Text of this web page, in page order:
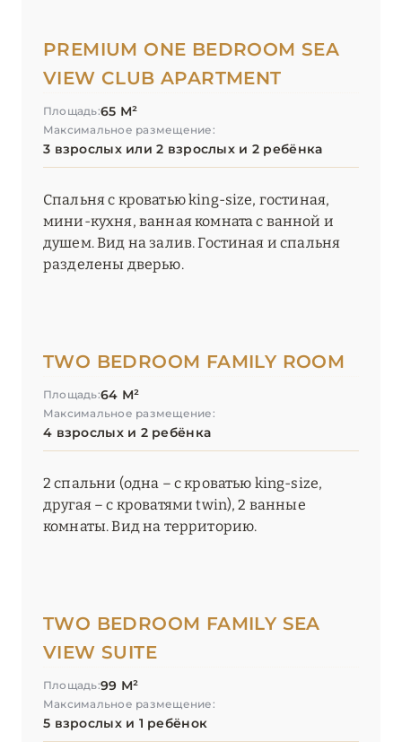
PREMIUM ONE BEDROOM SEA
VIEW CLUB APARTMENT
Площадь:65 М²
Максимальное размещение:
3 взрослых или 2 взрослых и 2 ребёнка
Спальня с кроватью king-size, гостиная,
мини-кухня, ванная комната с ванной и
душем. Вид на залив. Гостиная и спальня
разделены дверью.
TWO BEDROOM FAMILY ROOM
Площадь:64 М²
Максимальное размещение:
4 взрослых и 2 ребёнка
2 спальни (одна – с кроватью king-size,
другая – с кроватями twin), 2 ванные
комнаты. Вид на территорию.
TWO BEDROOM FAMILY SEA
VIEW SUITE
Площадь:99 М²
Максимальное размещение:
5 взрослых и 1 ребёнок